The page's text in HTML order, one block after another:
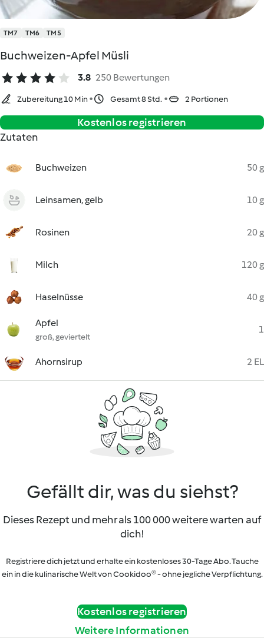
TM7 TM6 TM5
Buchweizen-Apfel Müsli
3.8 250 Bewertungen
Zubereitung 10 Min Gesamt 8 Std. 2 Portionen
Kostenlos registrieren
Zutaten
Buchweizen 50 g
Leinsamen, gelb 10 g
Rosinen 20 g
Milch 120 g
Haselnüsse 40 g
Apfel
groß, geviertelt
1
Ahornsirup 2 EL
Gefällt dir, was du siehst?
Dieses Rezept und mehr als 100 000 weitere warten auf
dich!
Registriere dich jetzt und erhalte ein kostenloses 30-Tage Abo. Tauche
ein in die kulinarische Welt von Cookidoo® - ohne jegliche Verpflichtung.
Kostenlos registrieren
Weitere Informationen